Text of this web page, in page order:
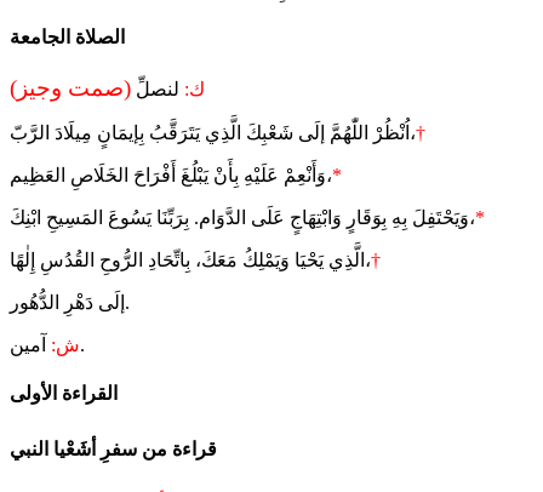
الصلاة الجامعة
ك: لنصلِّ (صمت وجيز)
اُنْظُرْ اللّٰهُمَّ إلَى شَعْبِكَ الَّذِي يَتَرَقَّبُ بِإيمَانٍ مِيلَادَ الرَّبّ،†
وَأَنْعِمْ عَلَيْهِ بِأَنْ يَبْلُغَ أَفْرَاحَ الخَلَاصِ العَظِيم،*
وَيَحْتَفِلَ بِهِ بِوَقَارٍ وَابْتِهَاجٍ عَلَى الدَّوَام. بِرَبِّنَا يَسُوعَ المَسِيحِ ابْنِكَ،*
الَّذِي يَحْيَا وَيَمْلِكُ مَعَكَ، بِاتِّحَادِ الرُّوحِ القُدُسِ إِلٰهًا،†
إلَى دَهْرِ الدُّهُور.
ش:آمين.
القراءة الأولى
قراءة من سفرِ أشَعْيا النبي